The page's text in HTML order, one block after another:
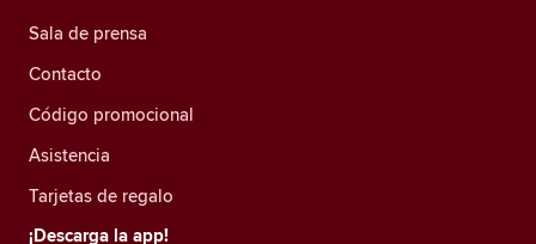
Sala de prensa
Contacto
Código promocional
Asistencia
Tarjetas de regalo
¡Descarga la app!